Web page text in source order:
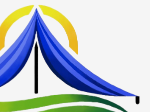
$500.000 en Santiago
y sillas Sillas y banquetas
Silla de Resina color Rojo